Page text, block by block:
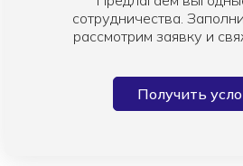
сотрудничества.
рассмотрим заявку и
Получить